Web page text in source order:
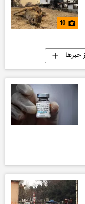
10
خبرها